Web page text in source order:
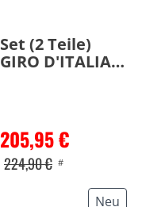
Set (2 Teile)
GIRO D'ITALIA
205,95 €
224,90 € #
Neu